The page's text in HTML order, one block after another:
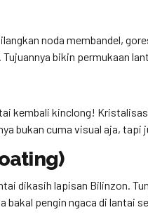
noda membandel,
bikin permukaan
kembali kinclong!
bukan cuma visual aja, tapi
dikasih lapisan Bilinzon.
bakal pengin ngaca di lantai